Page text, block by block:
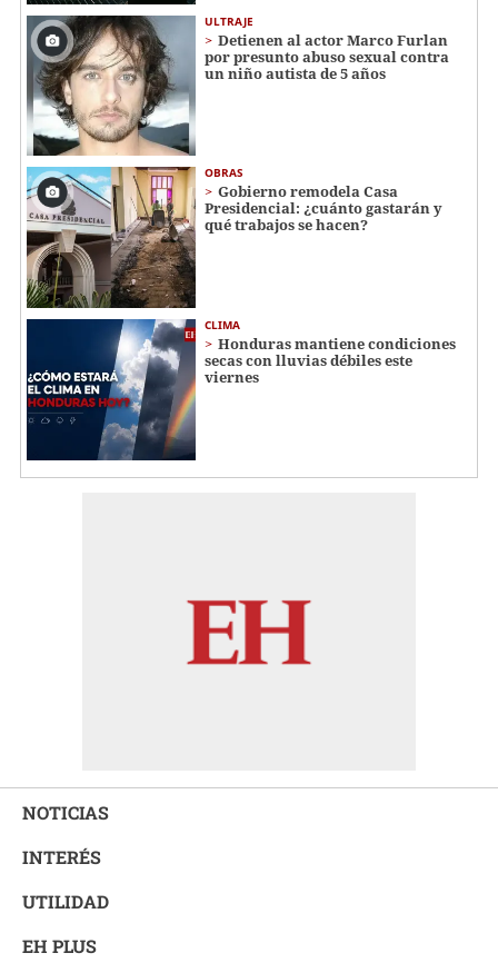
ULTRAJE
Detienen al actor Marco Furlan
por presunto abuso sexual contra
un niño autista de 5 años
OBRAS
Gobierno remodela Casa
Presidencial: ¿cuánto gastarán y
qué trabajos se hacen?
CLIMA
Honduras mantiene condiciones
secas con lluvias débiles este
viernes
NOTICIAS
INTERÉS
UTILIDAD
EH PLUS